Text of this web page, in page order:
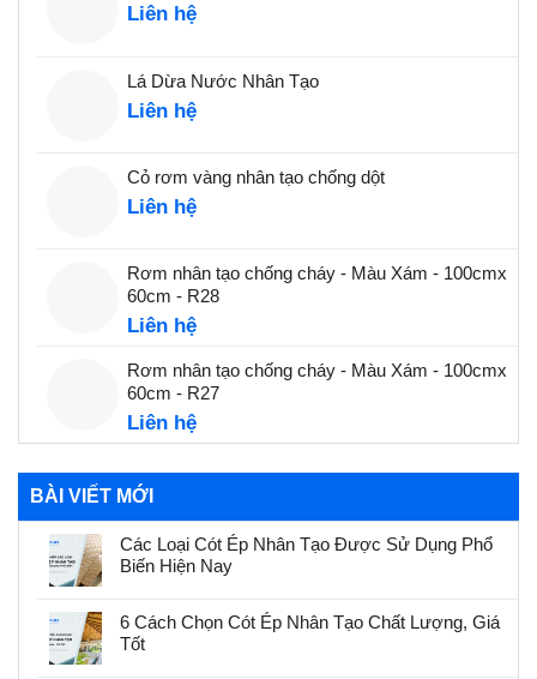
Liên hệ
Lá Dừa Nước Nhân Tạo
Liên hệ
Cỏ rơm vàng nhân tạo chống dột
Liên hệ
Rơm nhân tạo chống cháy - Màu Xám - 100cmx
60cm - R28
Liên hệ
Rơm nhân tạo chống cháy - Màu Xám - 100cmx
60cm - R27
Liên hệ
BÀI VIẾT MỚI
Các Loại Cót Ép Nhân Tạo Được Sử Dụng Phổ
Biến Hiện Nay
6 Cách Chọn Cót Ép Nhân Tạo Chất Lượng, Giá
Tốt